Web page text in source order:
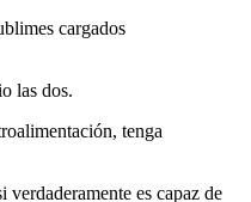
cargados
las dos.
tenga
es capaz de